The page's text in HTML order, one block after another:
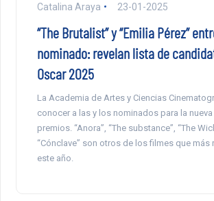
Catalina Araya 23-01-2025
“The Brutalist” y “Emilia Pérez”
nominado: revelan lista de
Oscar 2025
La Academia de Artes y Ciencias
conocer a las y los nominados para la
premios. “Anora”, “The substance”, “The
“Cónclave” son otros de los filmes que más
este año.